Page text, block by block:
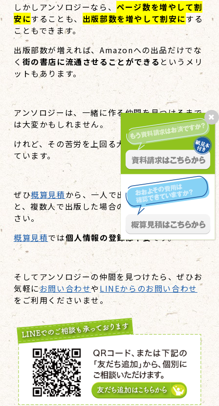
しかしアンソロジーなら、 ページ数を増やして割
安にすることも、 出版部数を増やして割安にする
こともできます。
出版部数が増えれば、Amazonへの出品だけでな
く 街の書店に流通させることができる というメリ
ットもあります。
アンソロジーは、一緒に作る仲間を見つけるまで
は大変かもしれません。
けれど、その苦労を上回る大きなメリットが待っ
ています。
ぜひ概算見積から、一人で出版した場合の金額
と、複数人で出版した場合の金額の差を体感くだ
さい。
概算見積では個人情報の登録は不要です。
そしてアンソロジーの仲間を見つけたら、ぜひお
気軽にお問い合わせやLINEからのお問い合わせ
をご利用くださいませ。